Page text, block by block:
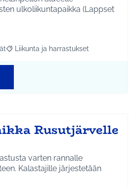
ulkoliikuntapaikka (Lappset
mukaan: Etelä-Tuusulan kylät
Rajaa tulokset teeman mukaan:
Liikunta ja harrastukset
Rusutjärvelle
varten rannalle